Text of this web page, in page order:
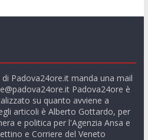
Padova24ore.it manda una mail
Padova24ore è
su quanto avviene a
articoli è Alberto Gottardo, per
e politica per l'Agenzia Ansa e
e Corriere del Veneto